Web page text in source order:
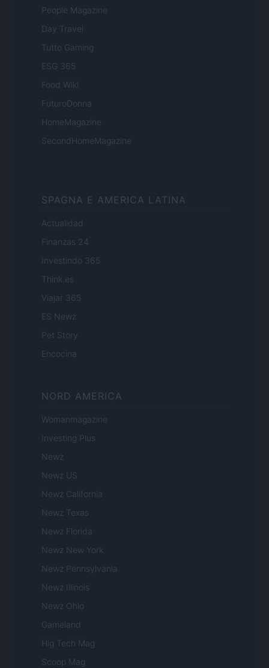
People Magazine
Day Travel
Tutto Gaming
ESG 365
Food Wiki
FuturoDonna
HomeMagazine
SecondHomeMagazine
SPAGNA E AMERICA LATINA
Actualidad
Finanzas 24
Investindo 365
Think.es
Viajar 365
ES Newz
Pet Story
Encocina
NORD AMERICA
Womanmagazine
Investing Plus
Newz
Newz US
Newz California
Newz Texas
Newz Florida
Newz New York
Newz Pennsylvania
Newz Illinois
Newz Ohio
Gameland
Hig Tech Mag
Scoop Mag